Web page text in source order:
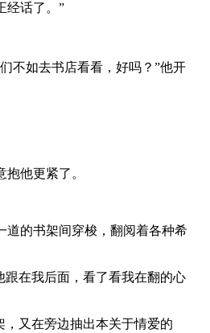
经话了。”
不如去书店看看，好吗？”他开
他更紧了。
道的书架间穿梭，翻阅着各种希
跟在我后面，看了看我在翻的心
，又在旁边抽出本关于情爱的